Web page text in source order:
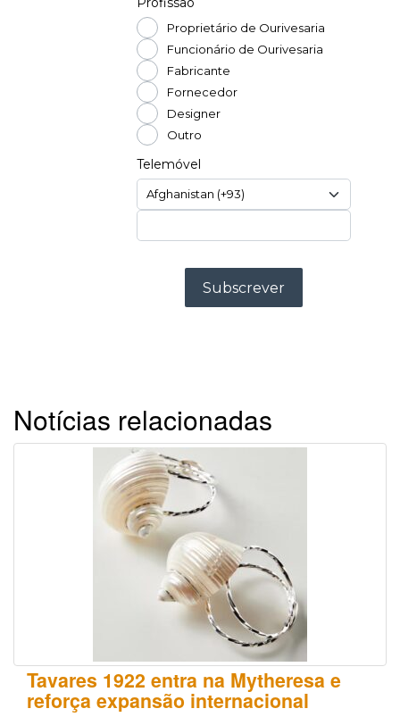
Notícias relacionadas
Tavares 1922 entra na Mytheresa e
reforça expansão internacional